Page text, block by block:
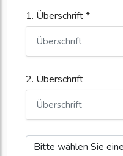
1. Überschrift *
2. Überschrift